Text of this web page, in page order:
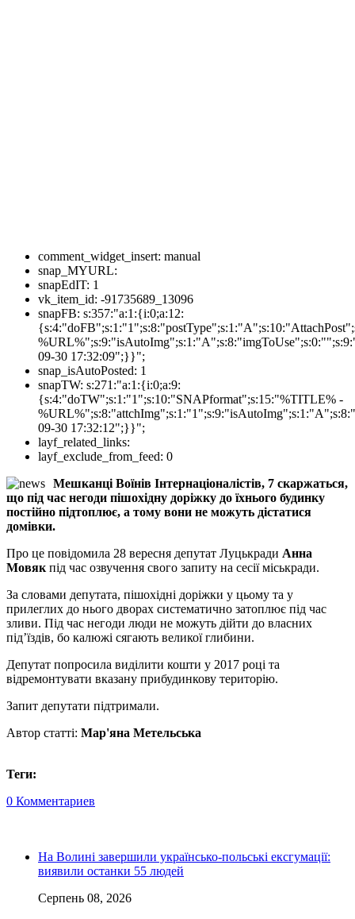
comment_widget_insert: manual
snap_MYURL:
snapEdIT: 1
vk_item_id: -91735689_13096
snapFB: s:357:"a:1:{i:0;a:12:
09-30 17:32:09";}}";
snap_isAutoPosted: 1
snapTW: s:271:"a:1:{i:0;a:9:
{s:4:"doTW";s:1:"1";s:10:"SNAPformat";s:15:"%TITLE% -
09-30 17:32:12";}}";
layf_related_links:
layf_exclude_from_feed: 0
Мешканці Воїнів Інтернаціоналістів, 7 скаржаться,
що під час негоди пішохідну доріжку до їхнього будинку
постійно підтоплює, а тому вони не можуть дістатися
домівки.
Про це повідомила 28 вересня депутат Луцькради Анна
Мовяк під час озвучення свого запиту на сесії міськради.
За словами депутата, пішохідні доріжки у цьому та у
прилеглих до нього дворах систематично затоплює під час
зливи. Під час негоди люди не можуть дійти до власних
під’їздів, бо калюжі сягають великої глибини.
Депутат попросила виділити кошти у 2017 році та
відремонтувати вказану прибудинкову територію.
Запит депутати підтримали.
Автор статті: Мар'яна Метельська
Теги:
0 Комментариев
На Волині завершили українсько-польські ексгумації:
виявили останки 55 людей
Серпень 08, 2026